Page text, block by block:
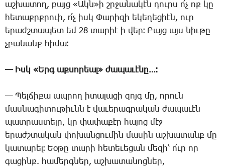
աշ­խա­տող, բայց «Ակն»ի շրջա­նա­կէն դուրս ո՛չ ոք կը
հե­տաքրք­րո­ւի, ո՛չ իսկ ­Փա­րի­զի ե­կե­ղե­ցիէն, ուր
ե­րաժշ­տա­պետ եմ 28 տա­րիէ ի վեր։ ­Բայց այս նիւ­թը
չբա­նանք հի­մա։
— Իսկ «Երգ աք­սո­րեալ» ժա­պա­ւէ­նը…։
— ­Պել­ճի­քա ապ­րող ի­տա­լա­ցի զոյգ մը, ո­րուն
մաս­նա­գի­տու­թիւնն է վա­ւե­րագ­րա­կան ժա­պա­ւէն
պատ­րաս­տե­լը, կը փա­փա­քէր հա­յոց մէջ
ե­րաժշտա­կան փո­խան­ցու­մին մա­սին աշ­խա­տանք մը
կա­տա­րել։ Եօ­թը տա­րի հե­տե­ւե­ցան մե­զի՝ ո՛ւր որ
գա­ցինք. հա­մերգ­ներ, աշ­խա­տա­նոց­ներ,